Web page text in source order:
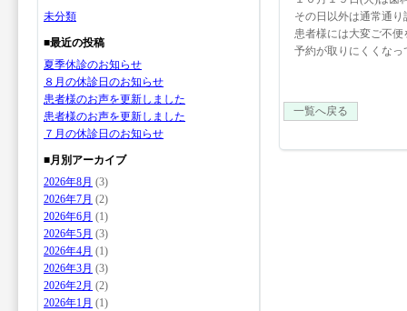
その日以外は通常通
患者様には大変ご不
予約が取りにくくな
一覧へ戻る
未分類
■最近の投稿
夏季休診のお知らせ
８月の休診日のお知らせ
患者様のお声を更新しました
患者様のお声を更新しました
７月の休診日のお知らせ
■月別アーカイブ
2026年8月 (3)
2026年7月 (2)
2026年6月 (1)
2026年5月 (3)
2026年4月 (1)
2026年3月 (3)
2026年2月 (2)
2026年1月 (1)